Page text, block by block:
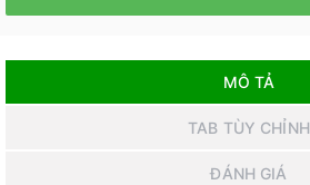
MÔ TẢ
TAB TÙY CHỈNH
ĐÁNH GIÁ